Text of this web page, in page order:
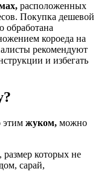
расположенных
Покупка дешевой
обработана
короеда на
рекомендуют
и избегать
этим жуком, можно
размер которых не
сарай,